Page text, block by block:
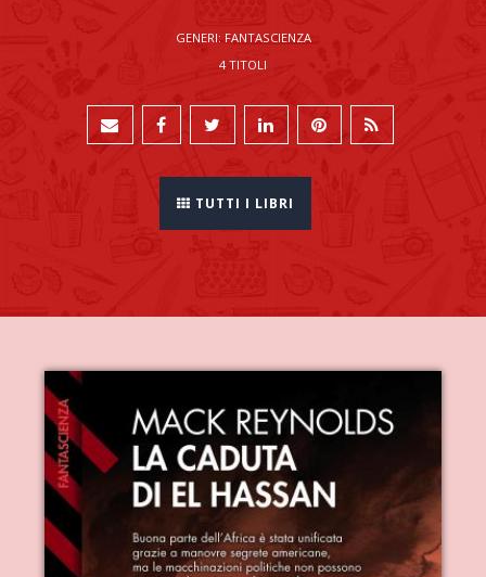
GENERI: FANTASCIENZA
4 TITOLI
TUTTI I LIBRI